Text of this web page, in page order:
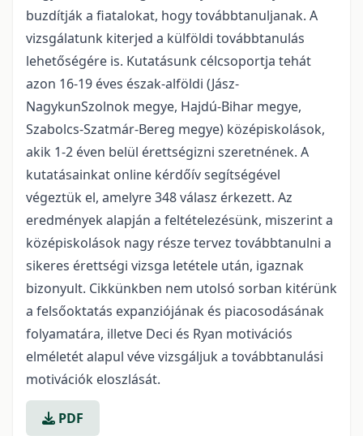
buzdítják a fiatalokat, hogy továbbtanuljanak. A
vizsgálatunk kiterjed a külföldi továbbtanulás
lehetőségére is. Kutatásunk célcsoportja tehát
azon 16-19 éves észak-alföldi (Jász-
NagykunSzolnok megye, Hajdú-Bihar megye,
Szabolcs-Szatmár-Bereg megye) középiskolások,
akik 1-2 éven belül érettségizni szeretnének. A
kutatásainkat online kérdőív segítségével
végeztük el, amelyre 348 válasz érkezett. Az
eredmények alapján a feltételezésünk, miszerint a
középiskolások nagy része tervez továbbtanulni a
sikeres érettségi vizsga letétele után, igaznak
bizonyult. Cikkünkben nem utolsó sorban kitérünk
a felsőoktatás expanziójának és piacosodásának
folyamatára, illetve Deci és Ryan motivációs
elméletét alapul véve vizsgáljuk a továbbtanulási
motivációk eloszlását.
PDF